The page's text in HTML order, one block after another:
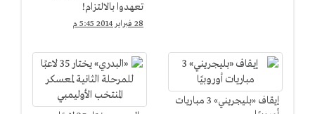
تعهدوا بالالتزام!
28 فبراير 2014 5:45 م
إيقاف «بليجريني» 3 مباريات